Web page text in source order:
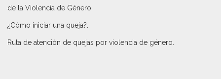
de la Violencia de Género
¿Cómo iniciar una queja?
Ruta de atención de quejas por violencia de género